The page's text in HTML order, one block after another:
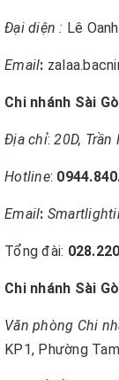
Đại diện : Lê
Email:
Chi nhánh Sài
Địa chỉ:20D,
Hotline:
Email:
Tổng đài:
Chi nhánh Sài
Văn phòng Chi
KP1, Phường